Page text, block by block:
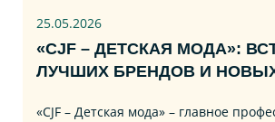
25.05.2026
«CJF – ДЕТСКАЯ МОДА»:
ЛУЧШИХ БРЕНДОВ И
«CJF – Детская мода» – главное